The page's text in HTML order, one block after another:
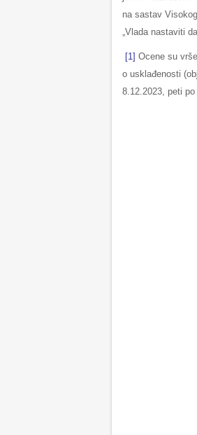
na sastav
„Vlada nastaviti
[1] Ocene su
o usklađenosti
8.12.2023, peti